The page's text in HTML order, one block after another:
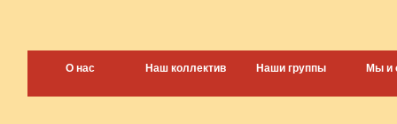
О нас Наш коллектив Наши группы Мы и